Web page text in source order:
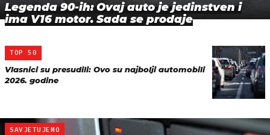
Legenda 90-ih: Ovaj auto je jedinstven i
ima V16 motor. Sada se prodaje
TOP 50
Vlasnici su presudili: Ovo su najbolji automobili
2026. godine
SAVJETUJEMO